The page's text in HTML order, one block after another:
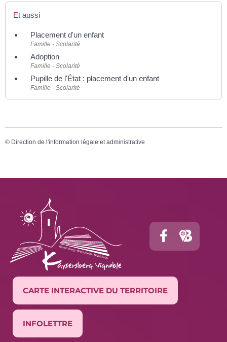
Et aussi
Placement d'un enfant
Famille - Scolarité
Adoption
Famille - Scolarité
Pupille de l'État : placement d'un enfant
Famille - Scolarité
© Direction de l'information légale et administrative
CARTE INTERACTIVE DU TERRITOIRE
INFOLETTRE